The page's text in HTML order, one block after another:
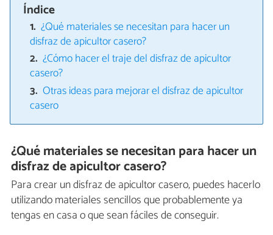
Índice
¿Qué materiales se necesitan para hacer un
disfraz de apicultor casero?
¿Cómo hacer el traje del disfraz de apicultor
casero?
Otras ideas para mejorar el disfraz de apicultor
casero
¿Qué materiales se necesitan para hacer un
disfraz de apicultor casero?
Para crear un disfraz de apicultor casero, puedes hacerlo
utilizando materiales sencillos que probablemente ya
tengas en casa o que sean fáciles de conseguir.